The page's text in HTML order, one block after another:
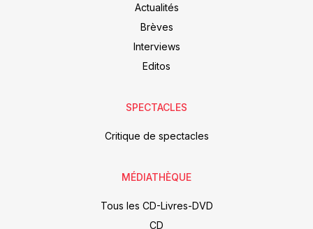
Actualités
Brèves
Interviews
Editos
SPECTACLES
Critique de spectacles
MÉDIATHÈQUE
Tous les CD-Livres-DVD
CD